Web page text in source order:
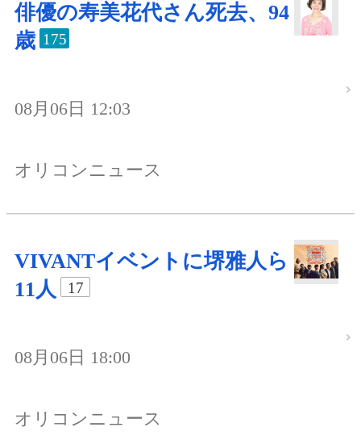
俳優の寿美花代さん死去、94
歳 175
08月06日 12:03
オリコンニュース
VIVANTイベントに堺雅人ら
11人
17
08月06日 18:00
オリコンニュース